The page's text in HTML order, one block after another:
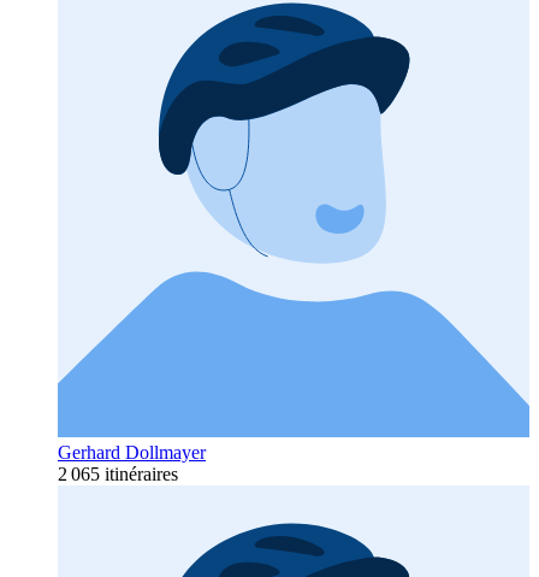
Gerhard Dollmayer
2 065 itinéraires